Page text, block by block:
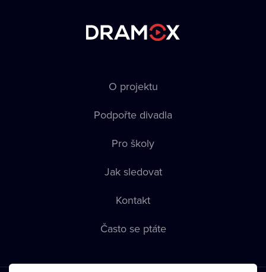
O projektu
Podpořte divadla
Pro školy
Jak sledovat
Kontakt
Často se ptáte